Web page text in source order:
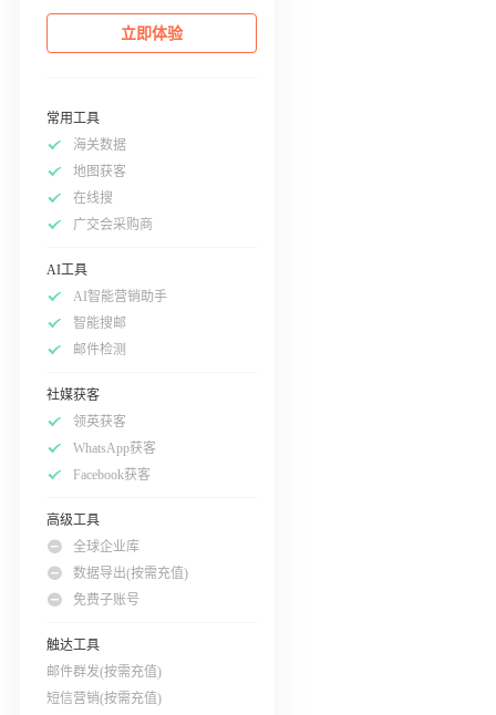
立即体验
常用工具
海关数据
地图获客
在线搜
广交会采购商
AI工具
AI智能营销助手
智能搜邮
邮件检测
社媒获客
领英获客
WhatsApp获客
Facebook获客
高级工具
全球企业库
数据导出(按需充值)
免费子账号
触达工具
邮件群发(按需充值)
短信营销(按需充值)